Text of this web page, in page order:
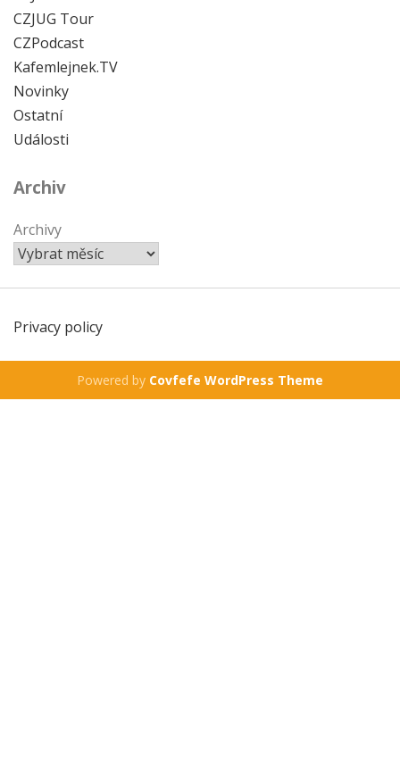
CZJUG Tour
CZPodcast
Kafemlejnek.TV
Novinky
Ostatní
Události
Archiv
Archivy
Privacy policy
Powered by Covfefe WordPress Theme